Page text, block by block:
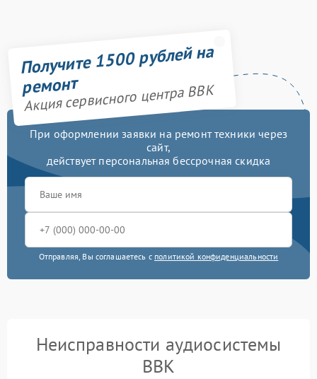
Получите 1500 рублей на
ремонт
Акция сервисного центра BBK
При оформлении заявки на ремонт техники через
сайт,
действует персональная бессрочная скидка
Отправляя, Вы соглашаетесь с политикой конфиденциальности
Неисправности аудиосистемы
BBK